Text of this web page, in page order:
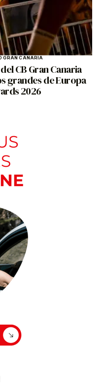
GRAN CANARIA
CB Gran Canaria
grandes de Europa
2026